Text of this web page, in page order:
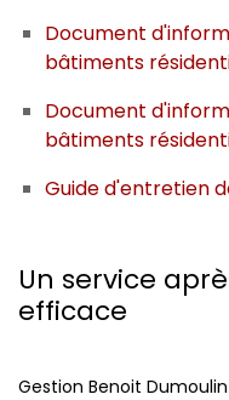
Document
bâtiments
Document
bâtiments
Guide d'entretien
Un service
efficace
Gestion Benoit